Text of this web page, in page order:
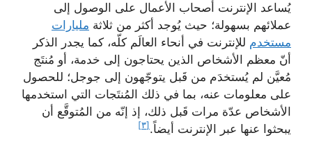
يُساعد الإنترنت أصحاب الأعمال على الوصول إلى
عملائهم بسهولة؛ حيث يُوجد أكثر من ثلاثة مليارات
مستخدم للإنترنت في أنحاء العالَم كلّه، كما يجدر الذكر
أنّ معظم الأشخاص الذين يحتاجون إلى خدمة، أو مُنتَج
مُعيَّن لم يُستخدَم من قَبل يتوجّهون إلى جوجل؛ للحصول
على معلومات عنه، بما في ذلك المُنتَجات التي استخدمها
الأشخاص عدّة مرات قَبل ذلك، إذ إنّه من المُتوقَّع أن
يبحثوا عنها عبر الإنترنت أيضاً. [٣]